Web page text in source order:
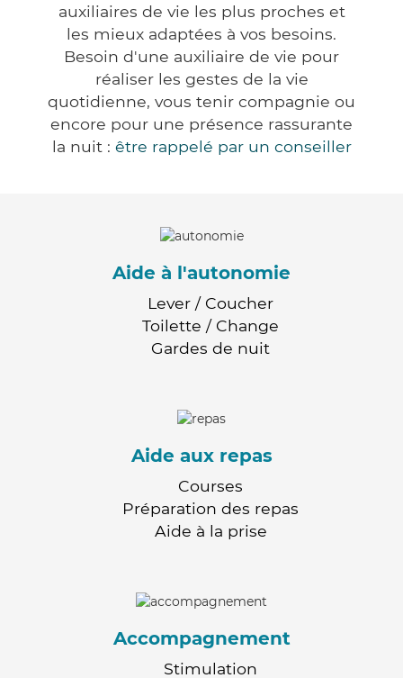
auxiliaires de vie les plus proches et
les mieux adaptées à vos besoins.
Besoin d'une auxiliaire de vie pour
réaliser les gestes de la vie
quotidienne, vous tenir compagnie ou
encore pour une présence rassurante
la nuit : être rappelé par un conseiller
Aide à l'autonomie
Lever / Coucher
Toilette / Change
Gardes de nuit
Aide aux repas
Courses
Préparation des repas
Aide à la prise
Accompagnement
Stimulation